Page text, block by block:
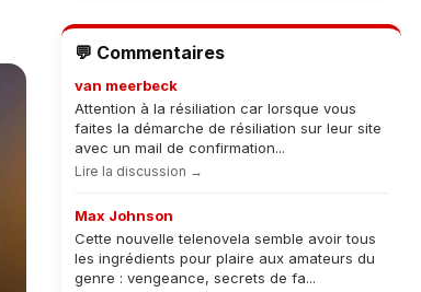
💬 Commentaires
van meerbeck
Attention à la résiliation car lorsque vous
faites la démarche de résiliation sur leur site
avec un mail de confirmation...
Lire la discussion →
Max Johnson
Cette nouvelle telenovela semble avoir tous
les ingrédients pour plaire aux amateurs du
genre : vengeance, secrets de fa...